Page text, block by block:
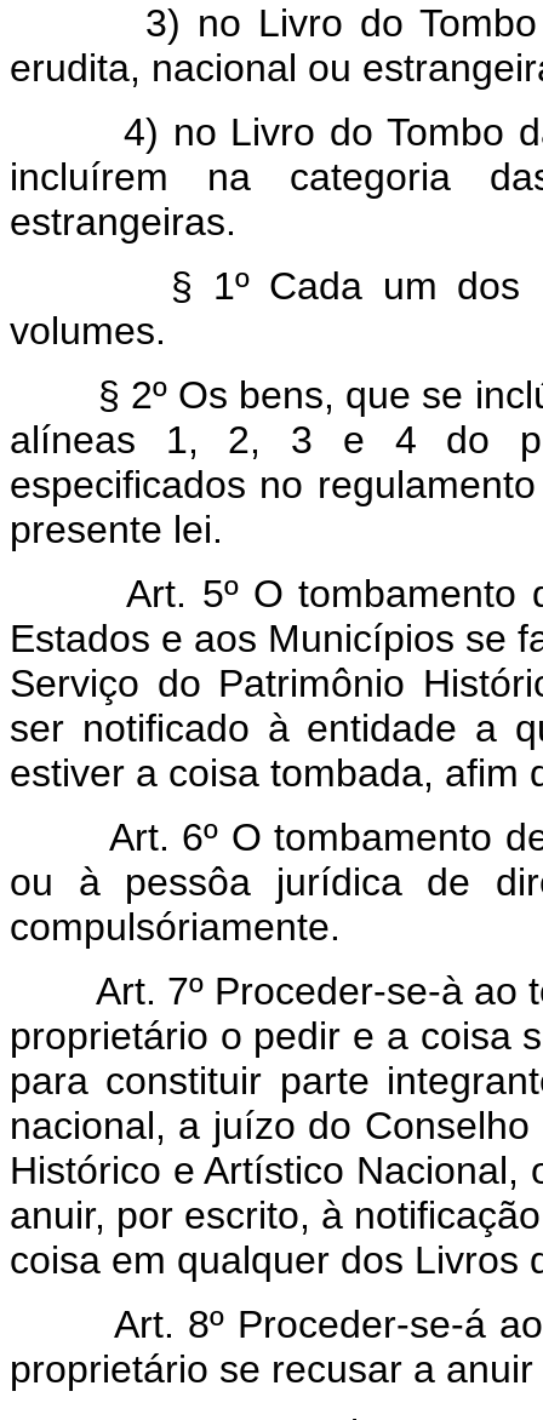
3) no Livro do
erudita, nacional ou
4) no Livro do Tombo
incluírem na categoria
estrangeiras.
§ 1º Cada um dos
volumes.
§ 2º Os bens, que se
alíneas 1, 2, 3 e 4 do
especificados no
presente lei.
Art. 5º O tombamento
Estados e aos Municípios se
Serviço do Patrimônio
ser notificado à entidade a
estiver a coisa tombada, afim
Art. 6º O tombamento
ou à pessôa jurídica de
compulsóriamente.
Art. 7º Proceder-se-à ao
proprietário o pedir e a coisa
para constituir parte
nacional, a juízo do
Histórico e Artístico
anuir, por escrito, à
coisa em qualquer dos Livros
Art. 8º Proceder-se-á
proprietário se recusar a